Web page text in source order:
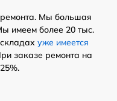
Мы большая
имеем более 20 тыс.
уже имеется
заказе ремонта на